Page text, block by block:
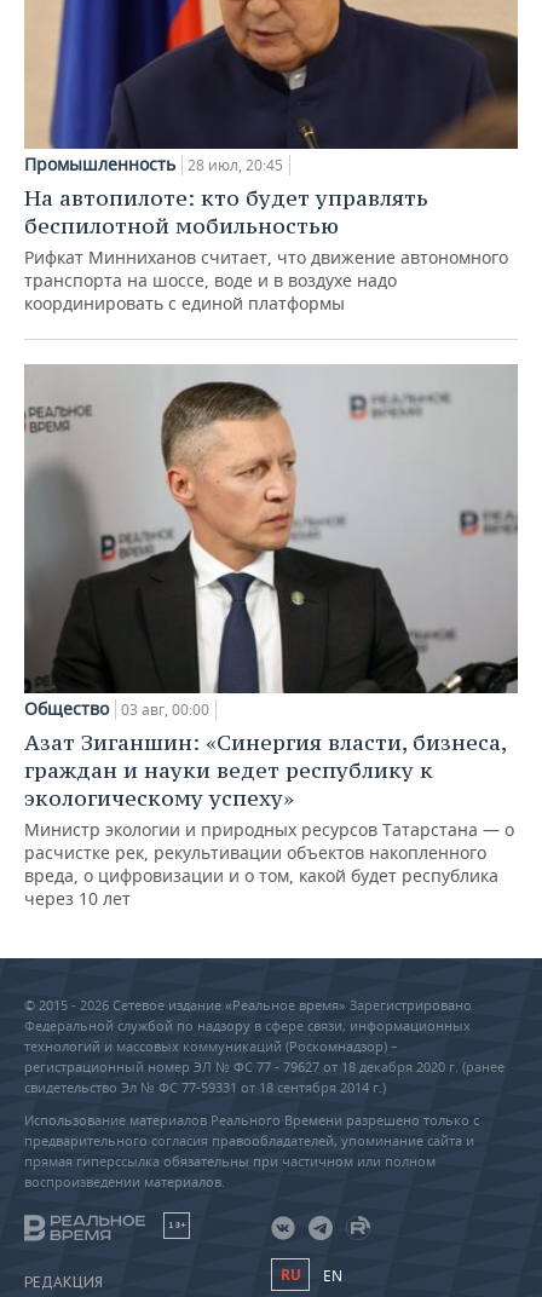
Промышленность 28 июл, 20:45
На автопилоте: кто будет управлять
беспилотной мобильностью
Рифкат Минниханов считает, что движение автономного
транспорта на шоссе, воде и в воздухе надо
координировать с единой платформы
Общество 03 авг, 00:00
Азат Зиганшин: «Синергия власти, бизнеса,
граждан и науки ведет республику к
экологическому успеху»
Министр экологии и природных ресурсов Татарстана — о
расчистке рек, рекультивации объектов накопленного
вреда, о цифровизации и о том, какой будет республика
через 10 лет
© 2015 - 2026 Сетевое издание «Реальное время» Зарегистрировано
Федеральной службой по надзору в сфере связи, информационных
технологий и массовых коммуникаций (Роскомнадзор) –
регистрационный номер ЭЛ № ФС 77 - 79627 от 18 декабря 2020 г. (ранее
свидетельство Эл № ФС 77-59331 от 18 сентября 2014 г.)
Использование материалов Реального Времени разрешено только с
предварительного согласия правообладателей, упоминание сайта и
прямая гиперссылка обязательны при частичном или полном
воспроизведении материалов.
18+
РЕДАКЦИЯ RU EN